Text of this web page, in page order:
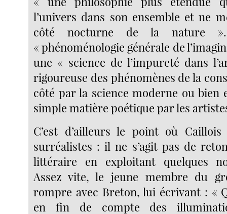
l’univers dans son ensemble et ne
côté nocturne de la nature
« phénoménologie générale de
une « science de l’impureté dans
rigoureuse des phénomènes de la
côté par la science moderne ou bien
simple matière poétique par les
C’est d’ailleurs le point où
surréalistes : il ne s’agit pas de
littéraire en exploitant quelques
Assez vite, le jeune membre du
rompre avec Breton, lui écrivant : «
en fin de compte des